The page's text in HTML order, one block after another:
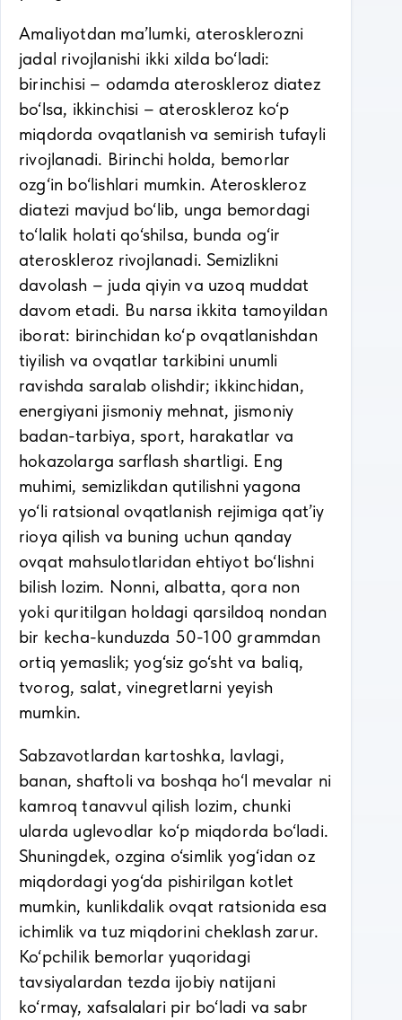
Amaliyotdan ma’lumki, aterosklerozni
jadal rivojlanishi ikki xilda bo‘ladi:
birinchisi – odamda ateroskleroz diatez
bo‘lsa, ikkinchisi – ateroskleroz ko‘p
miqdorda ovqatlanish va semirish tufayli
rivojlanadi. Birinchi holda, bemorlar
ozg‘in bo‘lishlari mumkin. Ateroskleroz
diatezi mavjud bo‘lib, unga bemordagi
to‘lalik holati qo‘shilsa, bunda og‘ir
ateroskleroz rivojlanadi. Semizlikni
davolash – juda qiyin va uzoq muddat
davom etadi. Bu narsa ikkita tamoyildan
iborat: birinchidan ko‘p ovqatlanishdan
tiyilish va ovqatlar tarkibini unumli
ravishda saralab olishdir; ikkinchidan,
energiyani jismoniy mehnat, jismoniy
badan-tarbiya, sport, harakatlar va
hokazolarga sarflash shartligi. Eng
muhimi, semizlikdan qutilishni yagona
yo‘li ratsional ovqatlanish rejimiga qat’iy
rioya qilish va buning uchun qanday
ovqat mahsulotlaridan ehtiyot bo‘lishni
bilish lozim. Nonni, albatta, qora non
yoki quritilgan holdagi qarsildoq nondan
bir kecha-kunduzda 50-100 grammdan
ortiq yemaslik; yog‘siz go‘sht va baliq,
tvorog, salat, vinegretlarni yeyish
mumkin.
Sabzavotlardan kartoshka, lavlagi,
banan, shaftoli va boshqa ho‘l mevalar ni
kamroq tanavvul qilish lozim, chunki
ularda uglevodlar ko‘p miqdorda bo‘ladi.
Shuningdek, ozgina o‘simlik yog‘idan oz
miqdordagi yog‘da pishirilgan kotlet
mumkin, kunlikdalik ovqat ratsionida esa
ichimlik va tuz miqdorini cheklash zarur.
Ko‘pchilik bemorlar yuqoridagi
tavsiyalardan tezda ijobiy natijani
ko‘rmay, xafsalalari pir bo‘ladi va sabr